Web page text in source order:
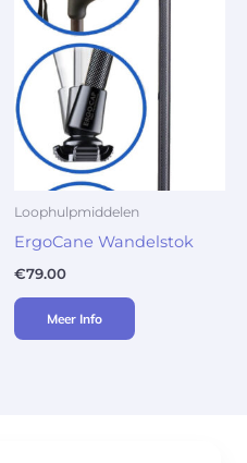
Loophulpmiddelen
ErgoCane Wandelstok
€79.00
Meer Info